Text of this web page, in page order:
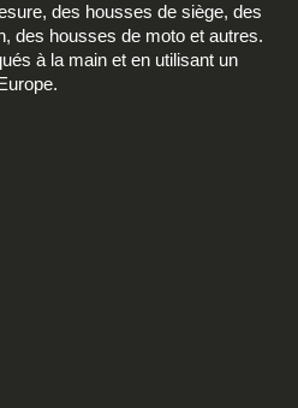
des housses de siège, des
des housses de moto et autres.
à la main et en utilisant un